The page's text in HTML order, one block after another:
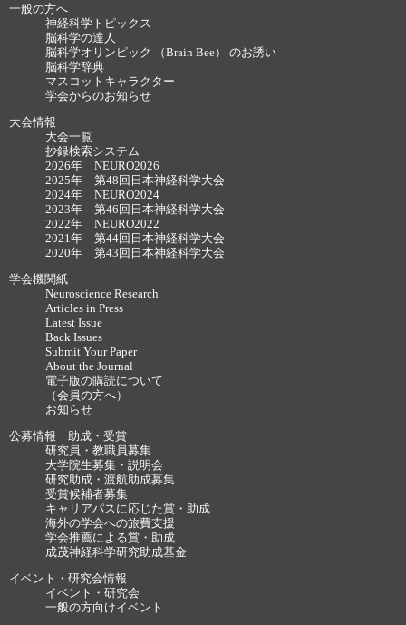
一般の方へ
神経科学トピックス
脳科学の達人
脳科学オリンピック （Brain Bee） のお誘い
脳科学辞典
マスコットキャラクター
学会からのお知らせ
大会情報
大会一覧
抄録検索システム
2026年 NEURO2026
2025年 第48回日本神経科学大会
2024年 NEURO2024
2023年 第46回日本神経科学大会
2022年 NEURO2022
2021年 第44回日本神経科学大会
2020年 第43回日本神経科学大会
学会機関紙
Neuroscience Research
Articles in Press
Latest Issue
Back Issues
Submit Your Paper
About the Journal
電子版の購読について
（会員の方へ）
お知らせ
公募情報 助成・受賞
研究員・教職員募集
大学院生募集・説明会
研究助成・渡航助成募集
受賞候補者募集
キャリアパスに応じた賞・助成
海外の学会への旅費支援
学会推薦による賞・助成
成茂神経科学研究助成基金
イベント・研究会情報
イベント・研究会
一般の方向けイベント